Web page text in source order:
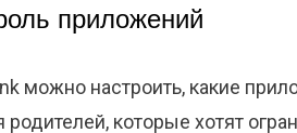
приложений
можно настроить, какие
которые хотят